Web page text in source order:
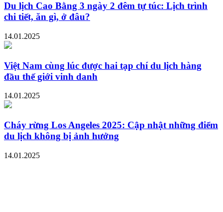
Du lịch Cao Bằng 3 ngày 2 đêm tự túc: Lịch trình
chi tiết, ăn gì, ở đâu?
14.01.2025
Việt Nam cùng lúc được hai tạp chí du lịch hàng
đầu thế giới vinh danh
14.01.2025
Cháy rừng Los Angeles 2025: Cập nhật những điểm
du lịch không bị ảnh hưởng
14.01.2025